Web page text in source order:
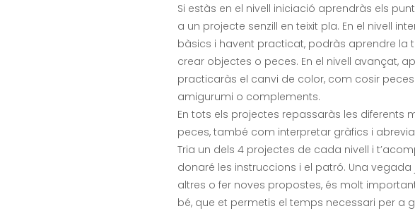
Si estàs en el nivell iniciació aprendràs els
a un projecte senzill en teixit pla. En el nivell
bàsics i havent practicat, podràs aprendre la
crear objectes o peces. En el nivell avançat,
practicaràs el canvi de color, com cosir
amigurumi o complements.
En tots els projectes repassaràs les diferents
peces, també com interpretar gràfics i
Tria un dels 4 projectes de cada nivell i
donaré les instruccions i el patró. Una
altres o fer noves propostes, és molt
bé, que et permetis el temps necessari per a